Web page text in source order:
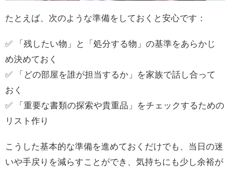
たとえば、次のような準備をしておくと安心です：
✅ 「残したい物」と「処分する物」の基準をあらかじ
め決めておく
✅ 「どの部屋を誰が担当するか」を家族で話し合って
おく
✅ 「重要な書類の探索や貴重品」をチェックするための
リスト作り
こうした基本的な準備を進めておくだけでも、当日の迷
いや手戻りを減らすことができ、気持ちにも少し余裕が